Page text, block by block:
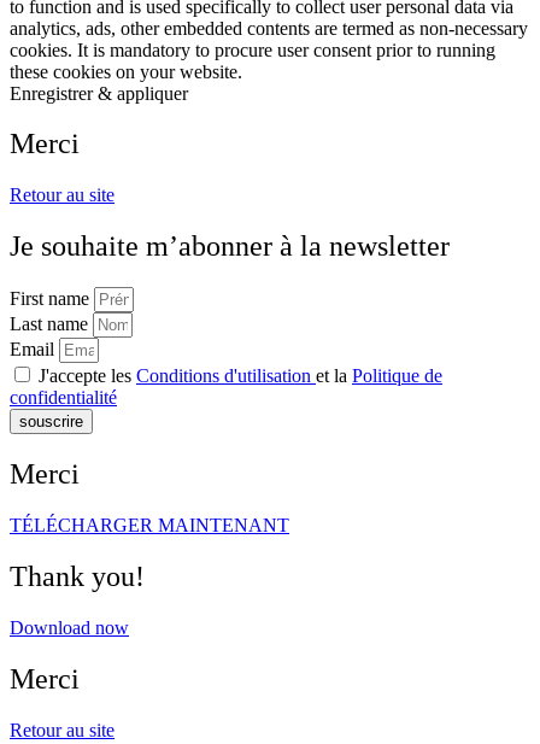
to function and is used specifically to collect user personal data via
analytics, ads, other embedded contents are termed as non-necessary
cookies. It is mandatory to procure user consent prior to running
these cookies on your website.
Enregistrer & appliquer
Merci
Retour au site
Je souhaite m’abonner à la newsletter
First name
Last name
Email
J'accepte les Conditions d'utilisation et la Politique de
confidentialité
souscrire
Merci
TÉLÉCHARGER MAINTENANT
Thank you!
Download now
Merci
Retour au site